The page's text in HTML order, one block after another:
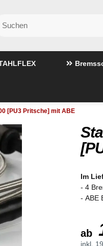
[PU3 Pritsche] mit ABE
Im
- 4
- ABE
ab
inkl.